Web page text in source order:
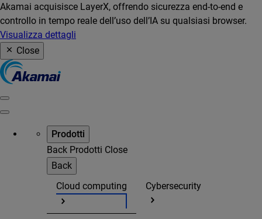
Akamai acquisisce LayerX, offrendo sicurezza end-to-end e
controllo in tempo reale dell’uso dell’IA su qualsiasi browser.
Visualizza dettagli
Close
Prodotti
Back Prodotti Close
Back
Cloud computing
Cybersecurity